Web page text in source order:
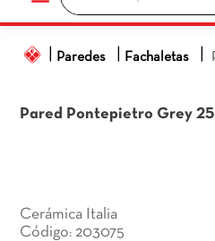
Paredes Fachaletas
Pared Pontepietro Grey
Cerámica Italia
:203075
1.
porcelanato
6.
cocina